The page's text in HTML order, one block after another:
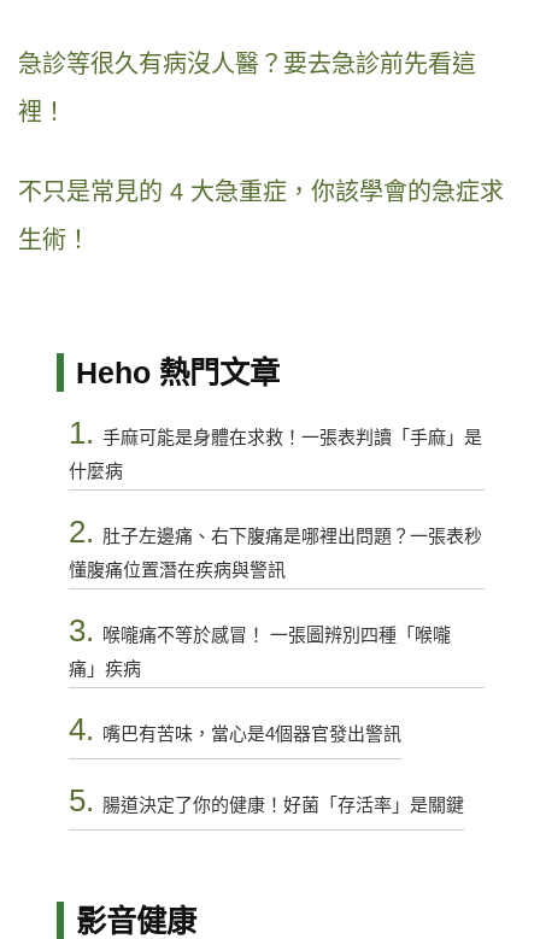
急診等很久有病沒人醫？要去急診前先看這
裡！
不只是常見的 4 大急重症，你該學會的急症求
生術！
Heho 熱門文章
1. 手麻可能是身體在求救！一張表判讀「手麻」是
什麼病
2. 肚子左邊痛、右下腹痛是哪裡出問題？一張表秒
懂腹痛位置潛在疾病與警訊
3.
喉嚨痛不等於感冒！ 一張圖辨別四種「喉嚨
痛」疾病
4. 嘴巴有苦味，當心是4個器官發出警訊
5. 腸道決定了你的健康！好菌「存活率」是關鍵
影音健康